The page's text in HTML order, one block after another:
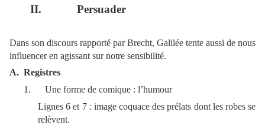
II. Persuader
Dans son discours rapporté par Brecht, Galilée tente aussi de nous
influencer en agissant sur notre sensibilité.
A. Registres
1.
Une forme de comique : l’humour
Lignes 6 et 7 : image coquace des prélats dont les robes se
relèvent.